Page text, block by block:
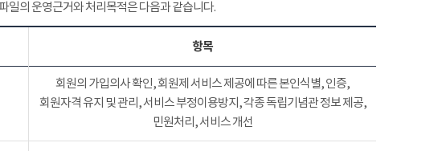
일의 운영근거와 처리목적은 다음과 같습니다.
항목
회원의 가입의사 확인, 회원제 서비스 제공에 따른 본인식별, 인증,
회원자격 유지 및 관리, 서비스 부정이용방지, 각종 독립기념관 정보 제공,
민원처리, 서비스 개선